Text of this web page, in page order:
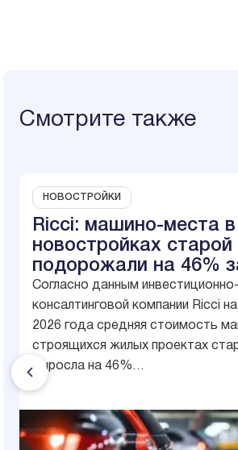
Смотрите также
НОВОСТРОЙКИ
Ricci: машино-места в
новостройках
подорожали на 46%
Согласно данным инвестиционно-
консалтинговой компании Ricci
2026 года средняя стоимость
строящихся жилых проектах
выросла на 46%…